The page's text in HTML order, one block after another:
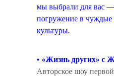
мы выбрали для вас —
погружение в чуждые
культуры.
• «Жизнь других» с
Авторское шоу